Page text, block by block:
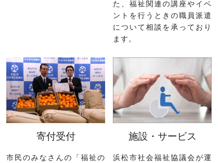
た、福祉関連の講座やイベ
ントを行うときの職員派遣
について相談を承っており
ます。
寄付受付
市民のみなさんの「福祉の
施設・サービス
浜松市社会福祉協議会が運